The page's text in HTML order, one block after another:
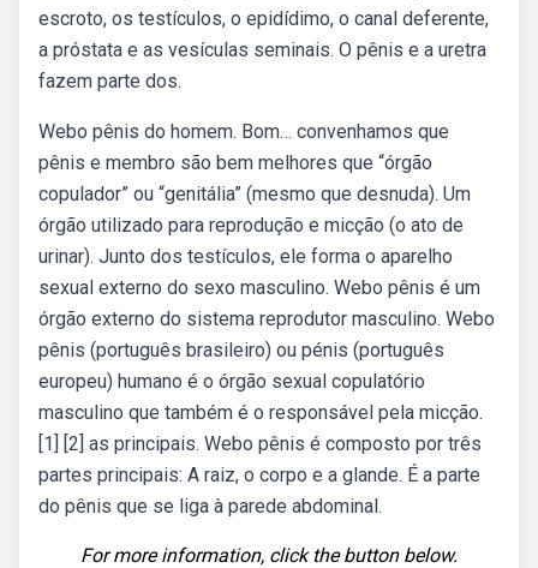
escroto, os testículos, o epidídimo, o canal deferente,
a próstata e as vesículas seminais. O pênis e a uretra
fazem parte dos.
Webo pênis do homem. Bom… convenhamos que
pênis e membro são bem melhores que “órgão
copulador” ou “genitália” (mesmo que desnuda). Um
órgão utilizado para reprodução e micção (o ato de
urinar). Junto dos testículos, ele forma o aparelho
sexual externo do sexo masculino. Webo pênis é um
órgão externo do sistema reprodutor masculino. Webo
pênis (português brasileiro) ou pénis (português
europeu) humano é o órgão sexual copulatório
masculino que também é o responsável pela micção.
[1] [2] as principais. Webo pênis é composto por três
partes principais: A raiz, o corpo e a glande. É a parte
do pênis que se liga à parede abdominal.
For more information, click the button below.